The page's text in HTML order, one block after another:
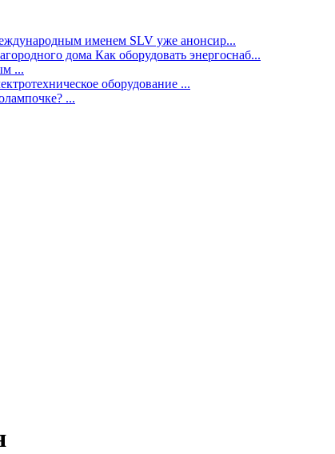
именем SLV уже анонсир...
дома Как оборудовать энергоснаб...
...
оборудование ...
...